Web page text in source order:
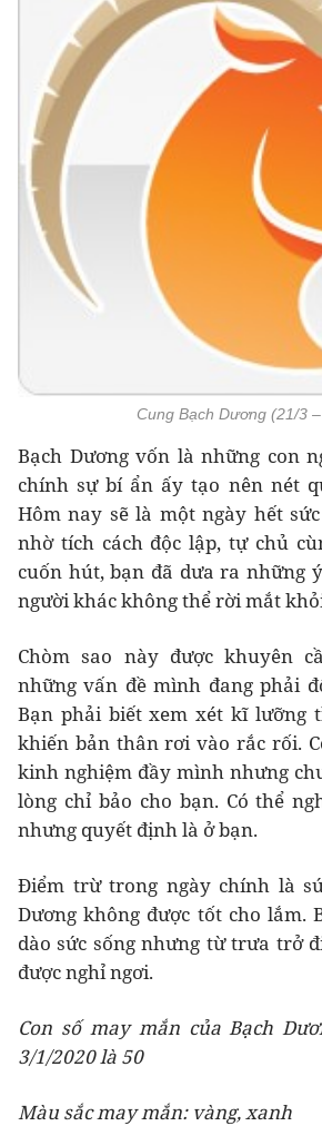
Cung Bạch Dương (21/3
Bạch Dương vốn là những con
chính sự bí ẩn ấy tạo nên nét
Hôm nay sẽ là một ngày hết
nhờ tích cách độc lập, tự chủ
cuốn hút, bạn đã dưa ra những
người khác không thể rời mắt
Chòm sao này được khuyên
những vấn đề mình đang phải
Bạn phải biết xem xét kĩ lưỡng
khiến bản thân rơi vào rắc rối.
kinh nghiệm đầy mình nhưng
lòng chỉ bảo cho bạn. Có thể
nhưng quyết định là ở bạn.
Điểm trừ trong ngày chính là
Dương không được tốt cho lắm.
dào sức sống nhưng từ trưa trở
được nghỉ ngơi.
Con số may mắn của Bạch
3/1/2020 là 50
Màu sắc may mắn: vàng, xanh